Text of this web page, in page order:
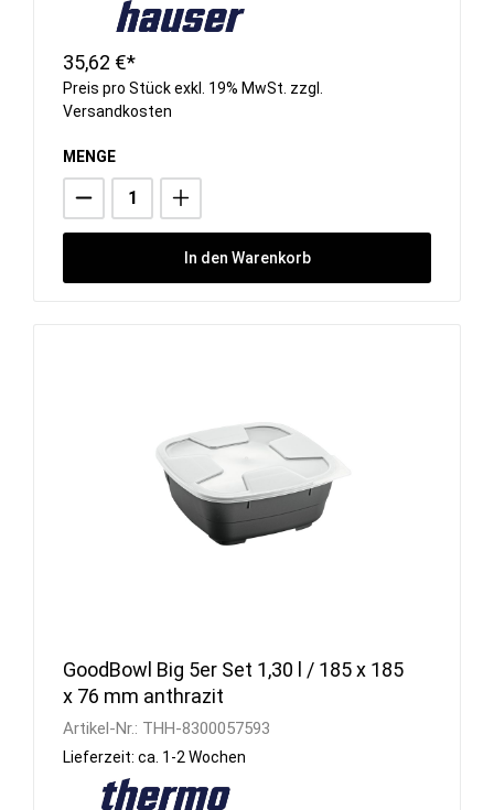
35,62 €*
Preis pro Stück exkl. 19% MwSt. zzgl.
Versandkosten
MENGE
In den Warenkorb
GoodBowl Big 5er Set 1,30 l / 185 x 185
x 76 mm anthrazit
Artikel-Nr.: THH-8300057593
Lieferzeit: ca. 1-2 Wochen